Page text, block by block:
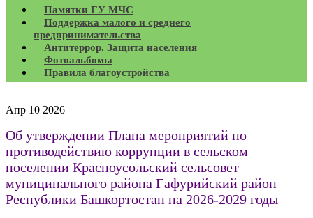
Памятки ГУ МЧС
Поддержка малого и среднего
предпринимательства
Антитеррор. Защита населения
Фотоальбомы
Правила благоустройства
Апр 10 2026
Об утверждении Плана мероприятий по
противодействию коррупции в сельском
поселении Красноусольский сельсовет
муниципального района Гафурийский район
Республики Башкортостан на 2026-2029 годы